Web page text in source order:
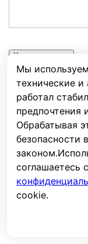
Мы
технические и
работал
предпочтения
Обрабатывая
безопасности
законом.
соглашаетесь
cookie.
Характеристики
Емкость, Ач.
Емкость при 20
Напряжение, В
Срок службы, лет
Тип
Клеммы
Фронт-
Длина, мм